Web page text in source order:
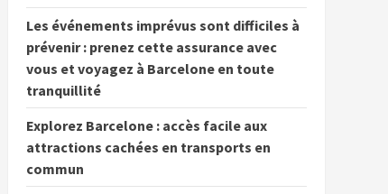
Les événements imprévus sont difficiles à
prévenir : prenez cette assurance avec
vous et voyagez à Barcelone en toute
tranquillité
Explorez Barcelone : accès facile aux
attractions cachées en transports en
commun